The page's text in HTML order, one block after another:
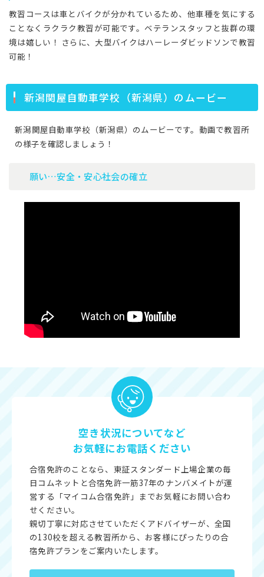
教習コースは車とバイクが分かれているため、他車種を気にする
ことなくラクラク教習が可能です。ベテランスタッフと抜群の環
境は嬉しい！ さらに、大型バイクはハーレーダビッドソンで教習
可能！
新潟関屋自動車学校（新潟県）のムービー
新潟関屋自動車学校（新潟県）のムービーです。動画で教習所
の様子を確認しましょう！
願い…安全・安心社会の確立
空き状況についてなど
お気軽にお電話ください
合宿免許のことなら、東証スタンダード上場企業の毎
日コムネットと合宿免許一筋37年のナンバメイトが運
営する「マイコム合宿免許」までお気軽にお問い合わ
せください。
親切丁寧に対応させていただくアドバイザーが、全国
の130校を超える教習所から、お客様にぴったりの合
宿免許プランをご案内いたします。